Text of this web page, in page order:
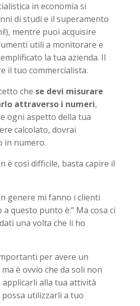
in economia si
di studi e il superamento
mentre puoi acquisire
utili a monitorare e
la tua azienda. Il
il tuo commercialista.
che se devi misurare
attraverso i numeri,
ogni aspetto della tua
calcolato, dovrai
in numero.
è così difficile, basta capire il
genere mi fanno i clienti
questo punto è:” Ma cosa ci
una volta che li ho
per avere un
è ovvio che da soli non
alla tua attività
utilizzarli a tuo